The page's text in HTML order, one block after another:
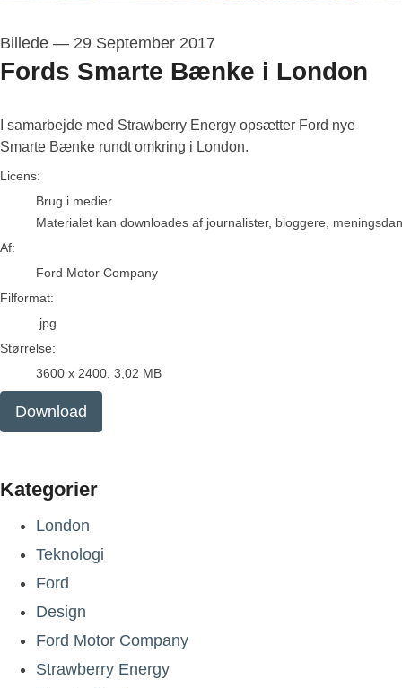
Billede — 29 September 2017
Fords Smarte Bænke i London
I samarbejde med Strawberry Energy opsætter Ford nye
Smarte Bænke rundt omkring i London.
Ford Motor Company
Licens:
Brug i medier
Materialet kan downloades af journalister, bloggere,
Af:
Ford Motor Company
Filformat:
.jpg
Størrelse:
3600 x 2400, 3,02 MB
Download
Kategorier
London
Teknologi
Ford
Design
Ford Motor Company
Strawberry Energy